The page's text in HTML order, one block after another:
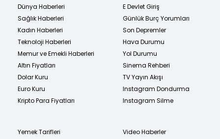
Dünya Haberleri
Sağlık Haberleri
Kadın Haberleri
Teknoloji Haberleri
Memur ve Emekli Haberleri
Altın Fiyatları
Dolar Kuru
Euro Kuru
Kripto Para Fiyatları
E Devlet Giriş
Günlük Burç Yorumları
Son Depremler
Hava Durumu
Yol Durumu
Sinema Rehberi
TV Yayın Akışı
Instagram Dondurma
Instagram Silme
Yemek Tarifleri
Video Haberler